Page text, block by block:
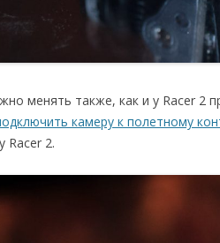
менять также, как и у Racer 2
камеру к полетному
Racer 2.